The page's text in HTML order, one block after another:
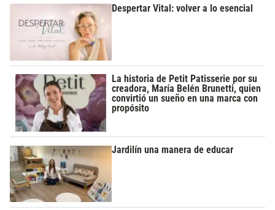
Despertar Vital: volver a lo esencial
La historia de Petit Patisserie por su
creadora, María Belén Brunetti, quien
convirtió un sueño en una marca con
propósito
Jardilín una manera de educar